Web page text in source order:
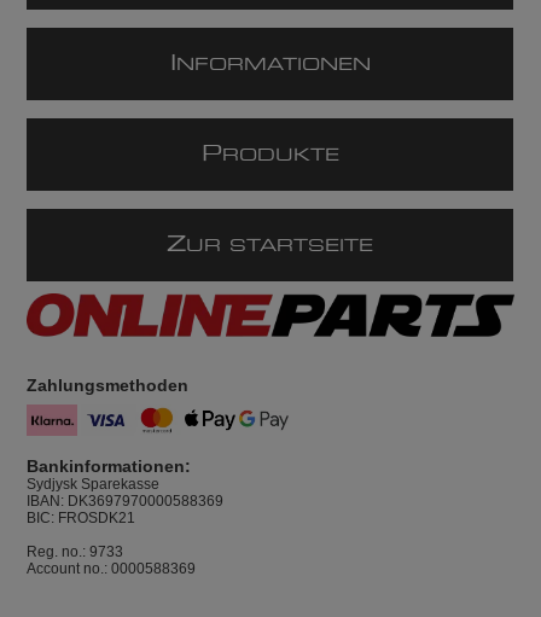
NFORMATIONEN
P RODUKTE
ZUR STARTSEITE
Zahlungsmethoden
Bankinformationen:
Sydjysk Sparekasse
IBAN: DK3697970000588369
BIC: FROSDK21
Reg. no.: 9733
Account no.: 0000588369